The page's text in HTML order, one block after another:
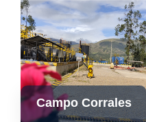
Campo Corrales